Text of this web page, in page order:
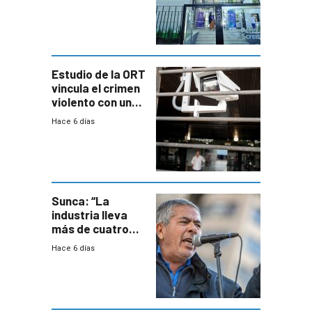
Estudio de la ORT
vincula el crimen
violento con una
menor creación
Hace 6 días
Sunca: “La
industria lleva
más de cuatro
meses sin
Hace 6 días